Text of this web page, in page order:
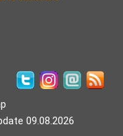
09.08.2026